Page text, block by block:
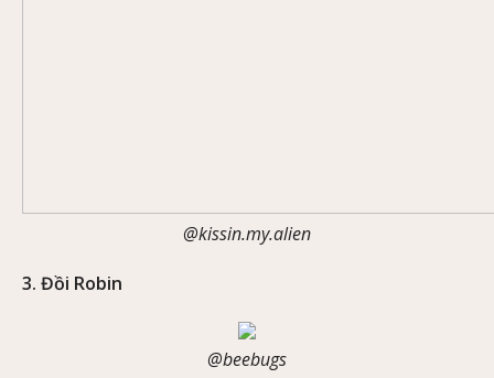
@kissin.my.alien
3. Đồi Robin
@beebugs